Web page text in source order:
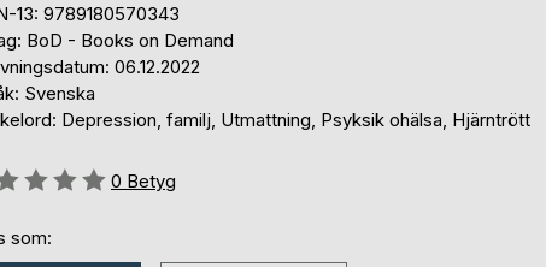
13: 9789180570343
BoD - Books on Demand
06.12.2022
Svenska
Depression, familj, Utmattning, Psyksik ohälsa, Hjärntrött
0 Betyg
som: